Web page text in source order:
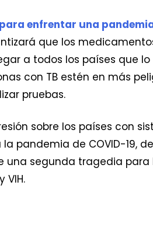
enfrentar una
que los
a todos los países que
con TB estén en más
pruebas.
sobre los países con
pandemia de COVID-19,
una segunda tragedia
VIH.